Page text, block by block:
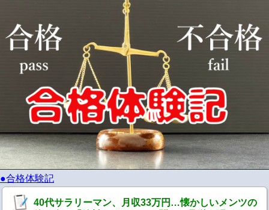
●合格体験記
40代サラリーマン、月収33万円…懐かしいメンツの